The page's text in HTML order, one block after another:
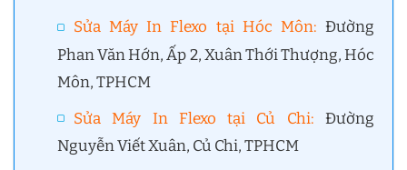
Sửa Máy In Flexo tại Hóc Môn: Đường
Phan Văn Hớn, Ấp 2, Xuân Thới Thượng, Hóc
Môn, TPHCM
Sửa Máy In Flexo tại Củ Chi: Đường
Nguyễn Viết Xuân, Củ Chi, TPHCM